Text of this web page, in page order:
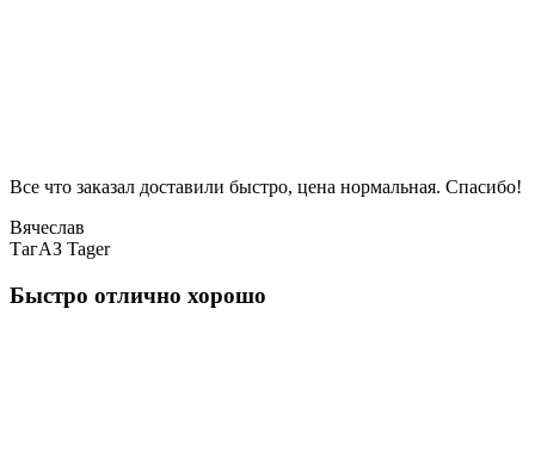
Все что заказал доставили быстро, цена нормальная. Спасибо!
Вячеслав
ТагАЗ Tager
Быстро отлично хорошо